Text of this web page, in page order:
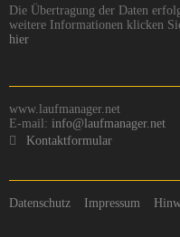
Die Übertragung der Daten
weitere Informationen klicken
hier
www.laufmanager.net
E-mail: info@laufmanager.net
Kontaktformular
Datenschutz Impressum